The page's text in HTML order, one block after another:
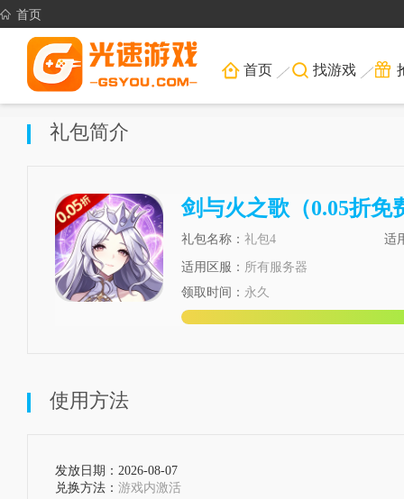
首页
首页 找游戏
礼包简介
剑与火之歌（0.05折免
礼包名称： 礼包4 适
适用区服： 所有服务器
领取时间： 永久
使用方法
发放日期：2026-08-07
兑换方法： 游戏内激活